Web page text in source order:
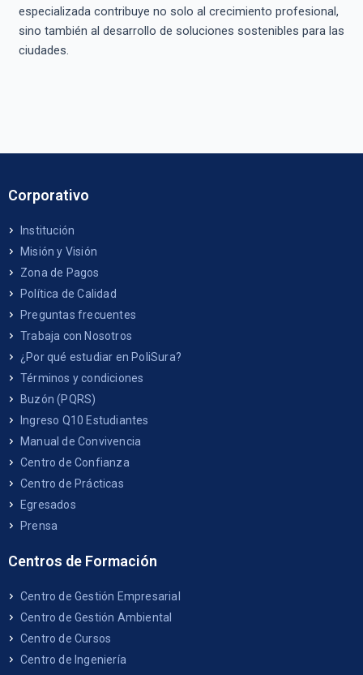
especializada contribuye no solo al crecimiento profesional,
sino también al desarrollo de soluciones sostenibles para las
ciudades.
Corporativo
Institución
Misión y Visión
Zona de Pagos
Política de Calidad
Preguntas frecuentes
Trabaja con Nosotros
¿Por qué estudiar en PoliSura?
Términos y condiciones
Buzón (PQRS)
Ingreso Q10 Estudiantes
Manual de Convivencia
Centro de Confianza
Centro de Prácticas
Egresados
Prensa
Centros de Formación
Centro de Gestión Empresarial
Centro de Gestión Ambiental
Centro de Cursos
Centro de Ingeniería